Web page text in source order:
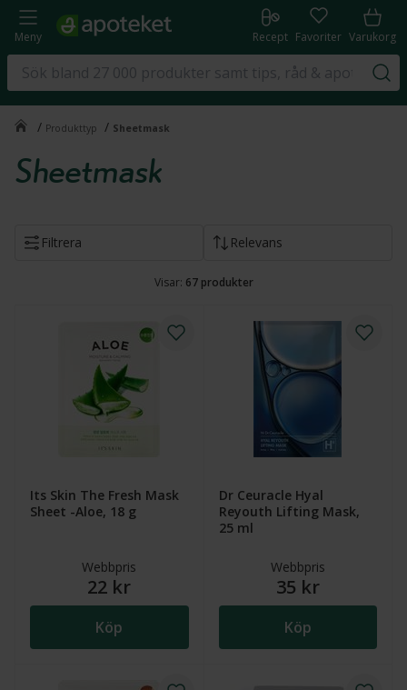
Meny Recept Favoriter Varukorg
/ Produkttyp / Sheetmask
Sheetmask
Filtrera Relevans
Visar: 67produkter
Its Skin The Fresh Mask
Sheet -Aloe, 18 g
Webbpris
22 kr
Köp
Dr Ceuracle Hyal
Reyouth Lifting Mask,
25 ml
Webbpris
35 kr
Köp